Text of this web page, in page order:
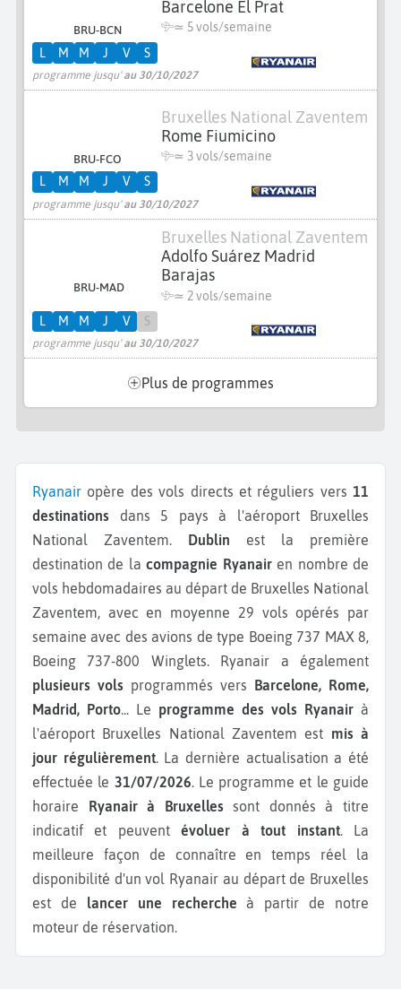
BRU-BCN
Barcelone El Prat
≃ 5 vols/semaine
programme jusqu'au 30/10/2027
L M M J V S
BRU-FCO
Bruxelles National Zaventem
Rome Fiumicino
≃ 3 vols/semaine
programme jusqu'au 30/10/2027
L M M J V S
BRU-MAD
Bruxelles National Zaventem
Adolfo Suárez Madrid
Barajas
≃ 2 vols/semaine
programme jusqu'au 30/10/2027
L M M J V S
Plus de programmes
Ryanair opère des vols directs et réguliers vers 11
destinations dans 5 pays à l'aéroport Bruxelles
National Zaventem. Dublin est la première
destination de lacompagnie Ryanairen nombre de
vols hebdomadaires au départ de Bruxelles National
Zaventem, avec en moyenne 29 vols opérés par
semaine avec des avions de type Boeing 737 MAX 8,
Boeing 737-800 Winglets. Ryanair a également
plusieurs vols programmés vers Barcelone, Rome,
Madrid, Porto... Le programme des vols Ryanair à
l'aéroport Bruxelles National Zaventem est mis à
jour régulièrement. La dernière actualisation a été
effectuée le 31/07/2026. Le programme et le guide
horaire Ryanair à Bruxelles sont donnés à titre
indicatif et peuventévoluer à tout instant. La
meilleure façon de connaître en temps réel la
disponibilité d'un vol Ryanair au départ de Bruxelles
est de lancer une recherche à partir de notre
moteur de réservation.